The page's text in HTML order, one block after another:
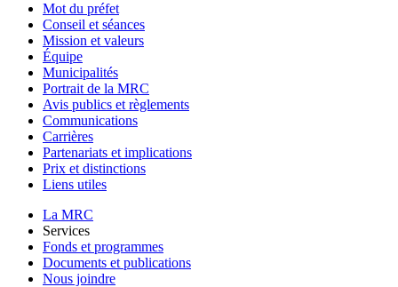
Mot du préfet
Conseil et séances
Mission et valeurs
Équipe
Municipalités
Portrait de la MRC
Avis publics et règlements
Communications
Carrières
Partenariats et implications
Prix et distinctions
Liens utiles
La MRC
Services
Fonds et programmes
Documents et publications
Nous joindre